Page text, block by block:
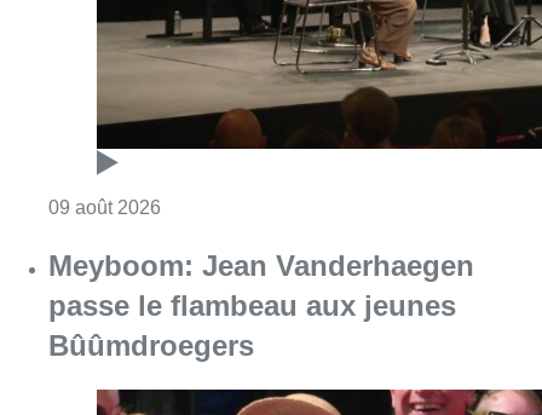
09 août 2026
Meyboom: Jean Vanderhaegen
passe le flambeau aux jeunes
Bûûmdroegers